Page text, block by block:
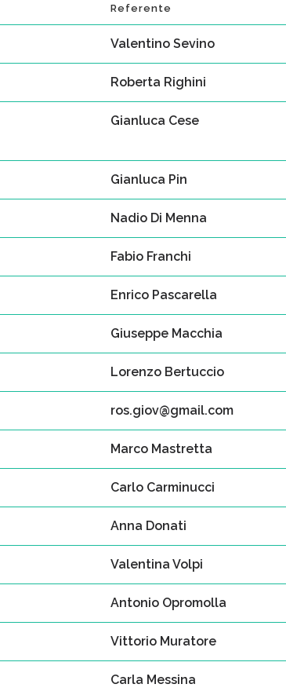
Referente
Valentino Sevino
Roberta Righini
Gianluca Cese
Gianluca Pin
Nadio Di Menna
Fabio Franchi
Enrico Pascarella
Giuseppe Macchia
Lorenzo Bertuccio
ros.giov@gmail.com
Marco Mastretta
Carlo Carminucci
Anna Donati
Valentina Volpi
Antonio Opromolla
Vittorio Muratore
Carla Messina